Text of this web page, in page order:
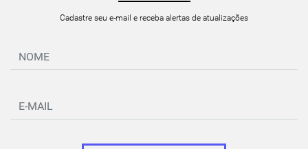
Cadastre seu e-mail e receba alertas de atualizações